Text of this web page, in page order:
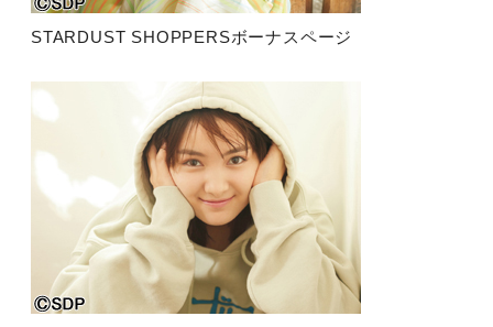
STARDUST SHOPPERSボーナスページ